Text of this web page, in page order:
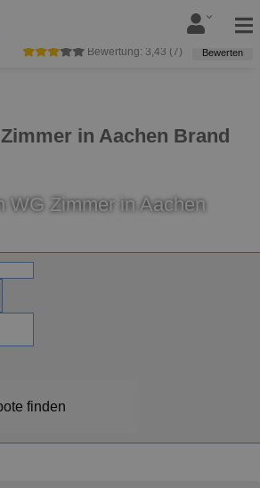
in Aachen Brand
Bewertung: 3,43 ( 7) Bewerten
WG Zimmer in Aachen
finden